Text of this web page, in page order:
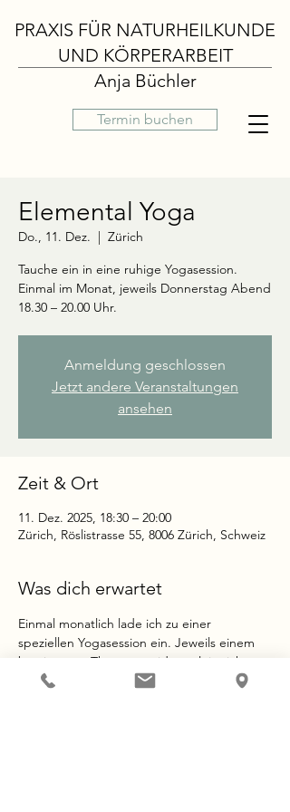
PRAXIS FÜR NATURHEILKUNDE
UND KÖRPERARBEIT
Anja Büchler
Termin buchen
Elemental Yoga
Do., 11. Dez.
  |
Zürich
Tauche ein in eine ruhige Yogasession.
Einmal im Monat, jeweils Donnerstag Abend
18.30 – 20.00 Uhr.
Anmeldung geschlossen
Jetzt andere Veranstaltungen
ansehen
Zeit & Ort
11. Dez. 2025, 18:30 – 20:00
Zürich, Röslistrasse 55, 8006 Zürich, Schweiz
Was dich erwartet
Einmal monatlich lade ich zu einer
speziellen Yogasession ein. Jeweils einem
bestimmten Thema gewidmet, leite ich
dich mit sanften aber kraftvollen Übungen